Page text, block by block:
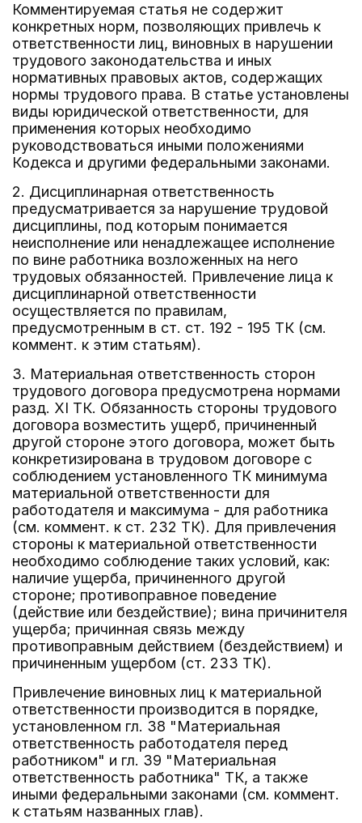
Комментируемая статья не содержит
конкретных норм, позволяющих привлечь к
ответственности лиц, виновных в нарушении
трудового законодательства и иных
нормативных правовых актов, содержащих
нормы трудового права. В статье установлены
виды юридической ответственности, для
применения которых необходимо
руководствоваться иными положениями
Кодекса и другими федеральными законами.
2. Дисциплинарная ответственность
предусматривается за нарушение трудовой
дисциплины, под которым понимается
неисполнение или ненадлежащее исполнение
по вине работника возложенных на него
трудовых обязанностей. Привлечение лица к
дисциплинарной ответственности
осуществляется по правилам,
предусмотренным в ст. ст. 192 - 195 ТК (см.
коммент. к этим статьям).
3. Материальная ответственность сторон
трудового договора предусмотрена нормами
разд. XI ТК. Обязанность стороны трудового
договора возместить ущерб, причиненный
другой стороне этого договора, может быть
конкретизирована в трудовом договоре с
соблюдением установленного ТК минимума
материальной ответственности для
работодателя и максимума - для работника
(см. коммент. к ст. 232 ТК). Для привлечения
стороны к материальной ответственности
необходимо соблюдение таких условий, как:
наличие ущерба, причиненного другой
стороне; противоправное поведение
(действие или бездействие); вина причинителя
ущерба; причинная связь между
противоправным действием (бездействием) и
причиненным ущербом (ст. 233 ТК).
Привлечение виновных лиц к материальной
ответственности производится в порядке,
установленном гл. 38 "Материальная
ответственность работодателя перед
работником" и гл. 39 "Материальная
ответственность работника" ТК, а также
иными федеральными законами (см. коммент.
к статьям названных глав).